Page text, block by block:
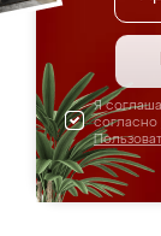
Я
согласно